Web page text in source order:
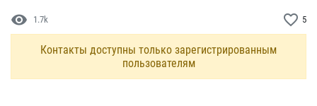
visibility 1.7k favorite_border 5
Контакты доступны только зарегистрированным
пользователям